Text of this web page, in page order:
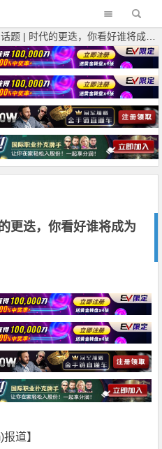
| 时代的更迭，你看好谁将成为下一个扑克巨星？
更迭，你看好谁将成为
)报道】